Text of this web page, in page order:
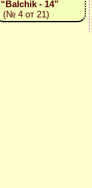
“Balchik - 14”
(№ 4 от 21)